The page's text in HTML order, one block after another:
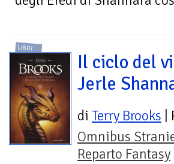
LIBRI
Il ciclo del
Jerle
di Terry Brooks
Omnibus
Reparto Fantasy